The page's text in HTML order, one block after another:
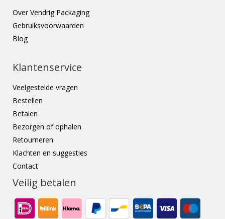
Over Vendrig Packaging
Gebruiksvoorwaarden
Blog
Klantenservice
Veelgestelde vragen
Bestellen
Betalen
Bezorgen of ophalen
Retourneren
Klachten en suggesties
Contact
Veilig betalen